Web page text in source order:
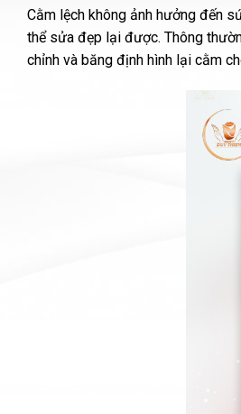
Cằm lệch không ảnh hưởng đến
thể sửa đẹp lại được. Thông
chỉnh và băng định hình lại cằm